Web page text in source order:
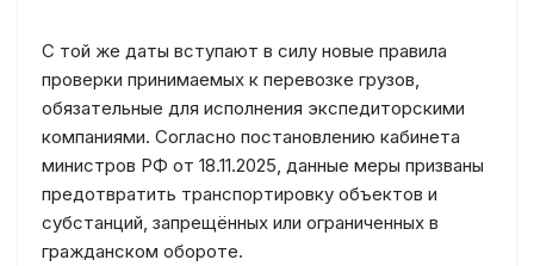
С той же даты вступают в силу новые правила
проверки принимаемых к перевозке грузов,
обязательные для исполнения экспедиторскими
компаниями. Согласно постановлению кабинета
министров РФ от 18.11.2025, данные меры призваны
предотвратить транспортировку объектов и
субстанций, запрещённых или ограниченных в
гражданском обороте.